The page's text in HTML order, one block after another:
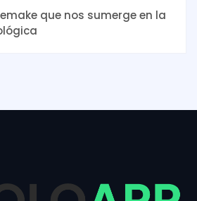
que nos sumerge en la